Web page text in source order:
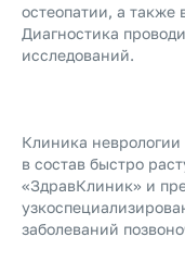
остеопатии, а также
Диагностика
исследований.
Клиника
в состав быстро
«ЗдравКлиник» и
заболеваний